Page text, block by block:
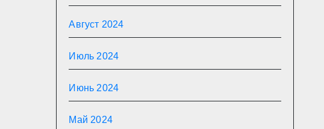
Август 2024
Июль 2024
Июнь 2024
Май 2024